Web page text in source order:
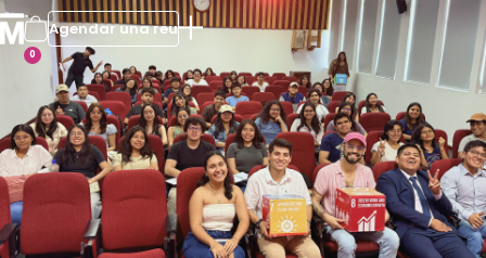
0
Agendar una reu